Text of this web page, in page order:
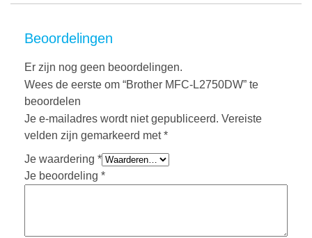
Beoordelingen
Er zijn nog geen beoordelingen.
Wees de eerste om “Brother MFC-L2750DW” te
beoordelen
Je e-mailadres wordt niet gepubliceerd. Vereiste
velden zijn gemarkeerd met*
Je waardering *
Je beoordeling *